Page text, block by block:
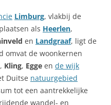
Limburg, vlakbij de
als Heerlen,
en Landgraaf, ligt de
omvat de woonkernen
, Kling, Egge en de wijk
Duitse natuurgebied
tot een aantrekkelijke
wandel- en